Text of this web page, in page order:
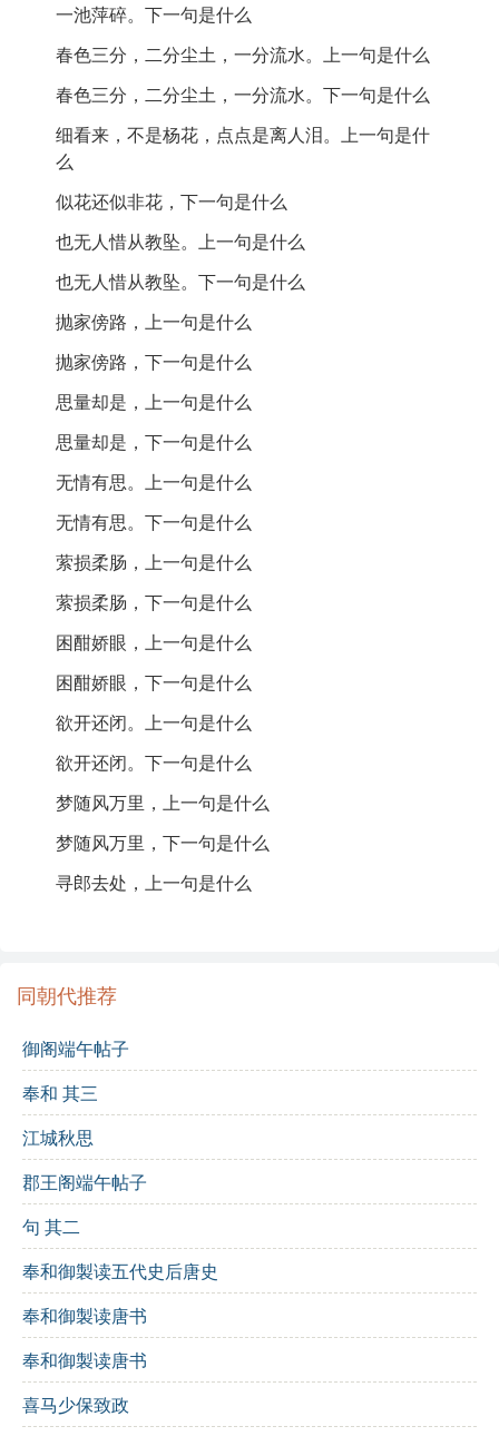
同朝代推荐
御阁端午帖子
奉和 其三
江城秋思
郡王阁端午帖子
句 其二
奉和御製读五代史后唐史
奉和御製读唐书
奉和御製读唐书
喜马少保致政
是对人生无常的隐喻。随着词的深入，情感的层次逐渐
展开，抛家在外的孤独、思念爱人的苦楚，都通过细腻
“梦随风万里，寻郎去处”，表达了思念的无奈与渴望，但
又被现实无情地唤醒，表现出一种被迫接受的无力感。
而“不恨此花飞尽，恨西园落红难缀”则清晰地表达了对往
事的怀念与失落，花的凋零象征着美好的时光的流逝。
最后，诗的结尾“细看来，不是杨花，点点是离人泪”用
“离人泪”来收束，深刻而痛楚，点明了词的情感基调，令
人回味无穷。整首词通过精妙的意象和深沉的情感，展
现了苏轼独特的艺术风格和对人生深刻的洞察。
诗词解析:
逐句解析
感。
抛家傍路 ：孤独的旅程，抛弃了家庭的温暖。
思量却是，无情有思：情感的矛盾，思念中又带着
无情。
萦损柔肠，困酣娇眼，欲开还闭
扎。
梦随风万里 ：梦境的飘荡与思念的渺茫。
不恨此花飞尽，恨西园落红难缀
念与惋惜。
春色三分，二分尘土，一分流水
的无常。
细看来，不是杨花，点点是离人泪
的来源，情感的归属。
修辞手法：
比喻
拟人：赋予花以情感，使其更具象征意义。
对仗：诗中多处对仗工整，增强了韵律感。
主题思想：整首词通过描写花的凋零与思念的复杂情
感，表达对人生无常的感慨与对美好时光的怀念，具
有深刻的哲理意味。
以下“春色三分，二分尘土，一分流水”，这是一种想
象奇妙而兼以极度夸张的手法。这里，数字的妙用传达
出作者的一番惜花伤春之情。至此，杨花的最终归宿，
和词人的满腔惜春之情水乳交融，将咏物抒情的题旨推
向高潮。篇末“细看来，不是杨花，点点是离人泪”一句，
总收上文，既干净利索，又余味无穷。它由眼前的流
水，联想到思妇的泪水；又由思妇的点点泪珠，映带出
空中的纷纷杨花，可谓虚中有实，实中见虚，虚实相
间，妙趣横生。这一情景交融的神来之笔，与上阕首句
“似花还似非花”相呼应，画龙点睛地概括、烘托出全词的
主旨，达成余音袅袅的效果。
来源:
周汝昌 等．唐宋词鉴赏辞典（唐·五代·北宋）．上海：上
海辞书出版社，1988：597-600
一池萍碎。下一句是什么
春色三分，二分尘土，一分流水。上一句是什么
春色三分，二分尘土，一分流水。下一句是什么
细看来，不是杨花，点点是离人泪。上一句是什
么
似花还似非花，下一句是什么
也无人惜从教坠。上一句是什么
也无人惜从教坠。下一句是什么
抛家傍路，上一句是什么
抛家傍路，下一句是什么
思量却是，上一句是什么
思量却是，下一句是什么
无情有思。上一句是什么
无情有思。下一句是什么
萦损柔肠，上一句是什么
萦损柔肠，下一句是什么
困酣娇眼，上一句是什么
困酣娇眼，下一句是什么
欲开还闭。上一句是什么
欲开还闭。下一句是什么
梦随风万里，上一句是什么
梦随风万里，下一句是什么
寻郎去处，上一句是什么